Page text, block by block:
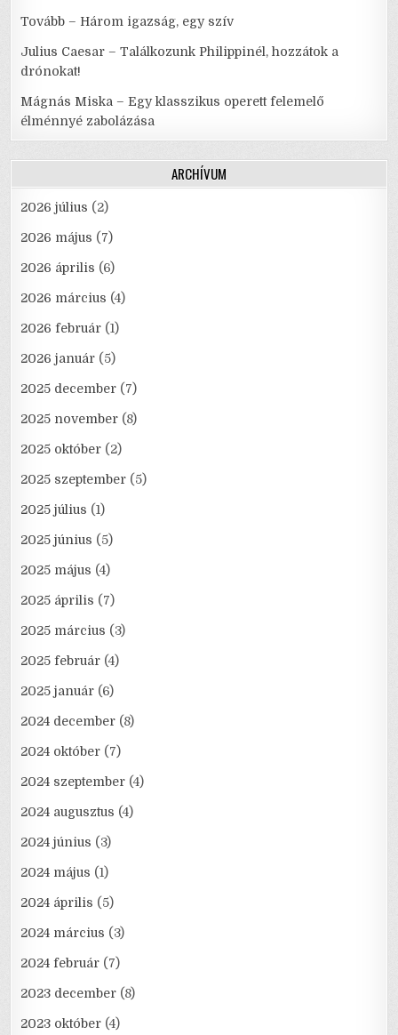
Tovább – Három igazság, egy szív
Julius Caesar – Találkozunk Philippinél, hozzátok a
drónokat!
Mágnás Miska – Egy klasszikus operett felemelő
élménnyé zabolázása
ARCHÍVUM
2026 július (2)
2026 május (7)
2026 április (6)
2026 március (4)
2026 február (1)
2026 január (5)
2025 december (7)
2025 november (8)
2025 október (2)
2025 szeptember (5)
2025 július (1)
2025 június (5)
2025 május (4)
2025 április (7)
2025 március (3)
2025 február (4)
2025 január (6)
2024 december (8)
2024 október (7)
2024 szeptember (4)
2024 augusztus (4)
2024 június (3)
2024 május (1)
2024 április (5)
2024 március (3)
2024 február (7)
2023 december (8)
2023 október (4)